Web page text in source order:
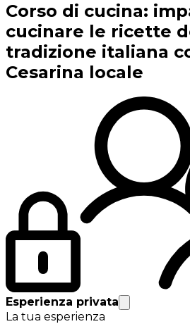
Corso di cucina:
cucinare le ricette
tradizione italiana
Cesarina locale
Esperienza privata
La tua esperienza